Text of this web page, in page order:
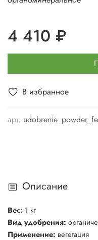
В избранное
арт.
4 410 ₽
Описание
Вес: 1 кг
Вид удобрения:
Применение: вегетация